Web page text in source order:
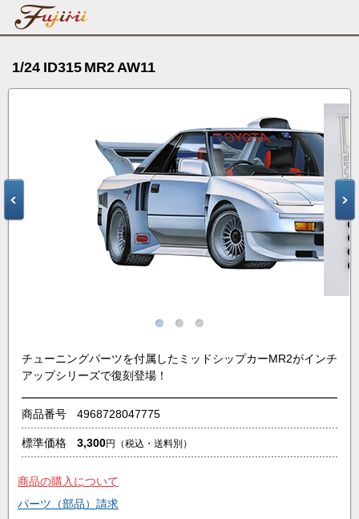
1/24 ID315 MR2 AW11
チューニングパーツを付属したミッドシップカーMR2がインチ
アップシリーズで復刻登場！
商品番号 4968728047775
標準価格 3,300円 （税込・送料別）
商品の購入について
パーツ（部品）請求